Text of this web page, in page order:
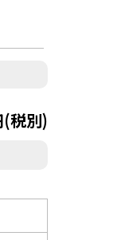
(税別)